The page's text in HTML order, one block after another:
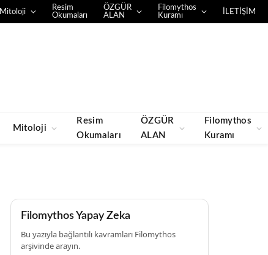
Mitoloji
Resim
Okumaları
ÖZGÜR
ALAN
Filomythos
Kuramı
İLETİŞİM
Mitoloji
Resim
Okumaları
ÖZGÜR
ALAN
Filomythos
Kuramı
Filomythos Yapay Zeka
Bu yazıyla bağlantılı kavramları Filomythos
arşivinde arayın.